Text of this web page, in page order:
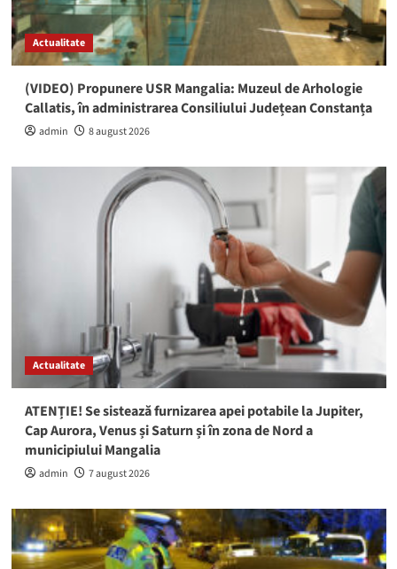
Actualitate
(VIDEO) Propunere USR Mangalia: Muzeul de Arhologie
Callatis, în administrarea Consiliului Județean Constanța
admin 8 august 2026
Actualitate
ATENȚIE! Se sistează furnizarea apei potabile la Jupiter,
Cap Aurora, Venus și Saturn și în zona de Nord a
municipiului Mangalia
admin 7 august 2026